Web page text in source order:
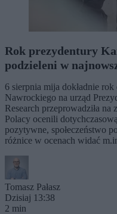
Rok prezydentury
podzieleni w
6 sierpnia mija dokładnie
Nawrockiego na urząd
Research przeprowadziła
Polacy ocenili
pozytywne, społeczeństwo
różnice w ocenach widać
Tomasz Pałasz
Dzisiaj 13:38
2 min